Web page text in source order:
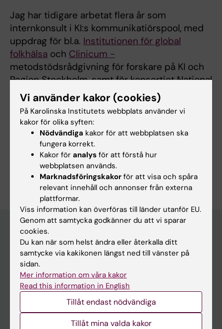
Jag har tidigare arbetat flera år som
internkonsult i KI:s kommunikatiörspool, med
uppdrag för bl.a. Institutionen för global
folkhälsa och Clinicum -
metodstödsrådgivning för forskare på KI och
Region Stockholm, samt för konsortiet National
E-infrastructure for Aging Research.
Är du Maja Rudolphson?
Redigera din profil
Huvudmeny
Utbildning
Forskarutbildning
Forskning
Om KI
Vi använder kakor (cookies)
På Karolinska Institutets webbplats använder vi
kakor för olika syften:
Nödvändiga kakor för att webbplatsen ska
fungera korrekt.
Kakor för analys för att förstå hur
webbplatsen används.
Marknadsföringskakor för att visa och spåra
relevant innehåll och annonser från externa
plattformar.
Viss information kan överföras till länder utanför EU.
Genom att samtycka godkänner du att vi sparar
cookies.
Du kan när som helst ändra eller återkalla ditt
samtycke via kakikonen längst ned till vänster på
sidan.
Mer information om våra kakor
Read this information in English
Tillåt endast nödvändiga
Tillåt mina valda kakor